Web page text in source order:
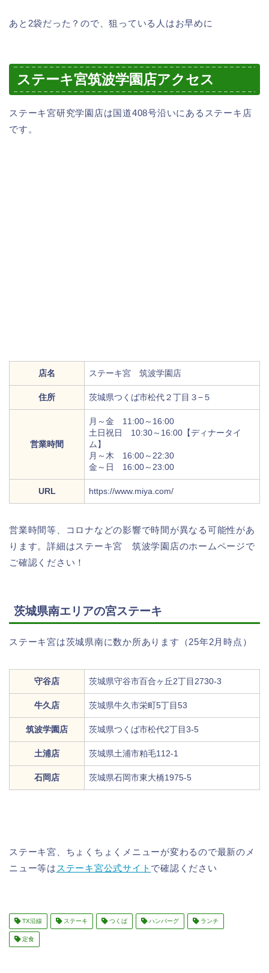
あと2袋だった？ので、狙っている人はお早めに
ステーキ宮筑波学園店アクセス
ステーキ宮研究学園店は国道408号沿いにあるステーキ店
です。
店名 ステーキ宮 筑波学園店
住所 茨城県つくば市松代２丁目３−５
営業時間
月～金 11:00～16:00
土日祝日 10:30～16:00【ディナータイ
ム】
月～木 16:00～22:30
金～日 16:00～23:00
URL https://www.miya.com/
営業時間等、コロナなどの影響で時間が異なる可能性があ
ります。詳細はステーキ宮 筑波学園店のホームページで
ご確認ください！
茨城県南エリアの宮ステーキ
ステーキ宮は茨城県南に数か所あります（25年2月時点）
守谷店 茨城県守谷市百合ヶ丘2丁目2730-3
牛久店 茨城県牛久市栄町5丁目53
筑波学園店 茨城県つくば市松代2丁目3-5
土浦店 茨城県土浦市粕毛112-1
石岡店 茨城県石岡市東大橋1975-5
ステーキ宮、ちょくちょくメニューが変わるので最新のメ
ニュー等は ステーキ宮公式サイト で確認ください
TX沿線 ステーキ つくば ハンバーグ ランチ
定食